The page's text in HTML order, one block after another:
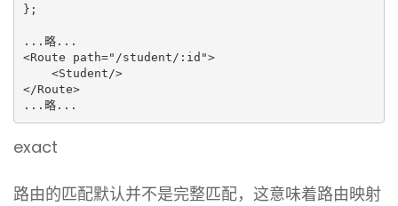
};
...略...
<Route path="/student/:id">
</Route>
...略...
exact
路由的匹配默认并不是完整匹配，这意味着路由映射